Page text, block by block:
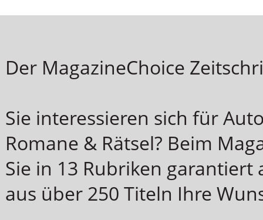
Der MagazineChoice
Sie interessieren sich für
Romane & Rätsel? Beim
Sie in 13 Rubriken garantiert
aus über 250 Titeln Ihre